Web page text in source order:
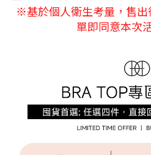
※基於個人衛生考量，售
單即同意本次